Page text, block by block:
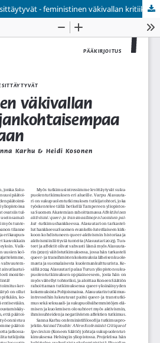
Uudet päätoimittajat esittäytyvät - feministinen väkivallan kritiikki ajankohtaisempaa kuin koskaan
Tieteellisten seurain valtuuskunta .